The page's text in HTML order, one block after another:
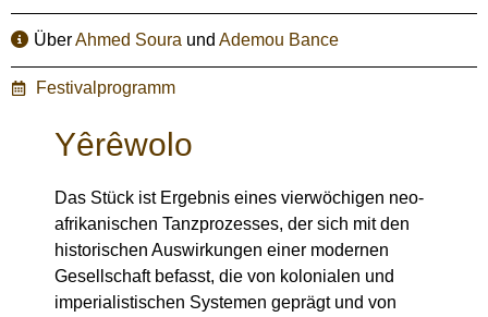
ÜberAhmed Soura und Ademou Bance
Festivalprogramm
Yêrêwolo
Das Stück ist Ergebnis eines vierwöchigen neo-
afrikanischen Tanzprozesses, der sich mit den
historischen Auswirkungen einer modernen
Gesellschaft befasst, die von kolonialen und
imperialistischen Systemen geprägt und von